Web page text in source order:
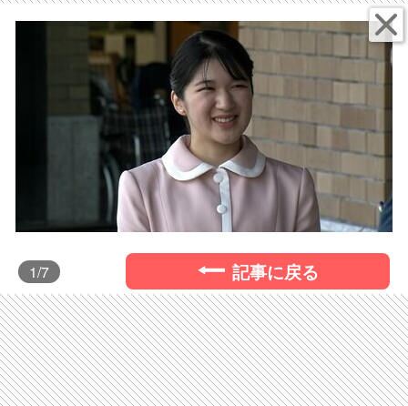
1/7 記事に戻る